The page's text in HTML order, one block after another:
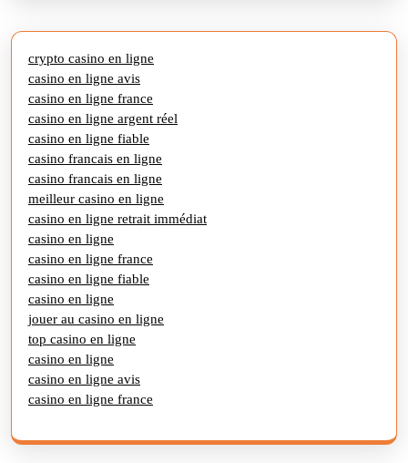
crypto casino en ligne
casino en ligne avis
casino en ligne france
casino en ligne argent réel
casino en ligne fiable
casino francais en ligne
casino francais en ligne
meilleur casino en ligne
casino en ligne retrait immédiat
casino en ligne
casino en ligne france
casino en ligne fiable
casino en ligne
jouer au casino en ligne
top casino en ligne
casino en ligne
casino en ligne avis
casino en ligne france